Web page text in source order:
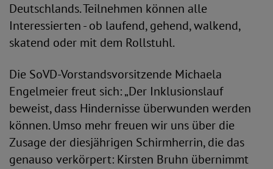
Deutschlands. Teilnehmen können alle
Interessierten - ob laufend, gehend, walkend,
skatend oder mit dem Rollstuhl.
Die SoVD-Vorstandsvorsitzende Michaela
Engelmeier freut sich: „Der Inklusionslauf
beweist, dass Hindernisse überwunden werden
können. Umso mehr freuen wir uns über die
Zusage der diesjährigen Schirmherrin, die das
genauso verkörpert: Kirsten Bruhn übernimmt